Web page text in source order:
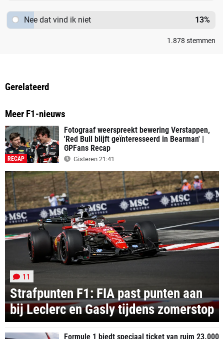
Nee dat vind ik niet 13%
1.878 stemmen
Gerelateerd
Meer F1-nieuws
RECAP
Fotograaf weerspreekt bewering Verstappen,
'Red Bull blijft geïnteresseerd in Bearman' |
GPFans Recap
Gisteren 21:41
Strafpunten F1: FIA past punten aan
bij Leclerc en Gasly tijdens zomerstop
11
Formule 1 biedt speciaal ticket van ruim 23.000